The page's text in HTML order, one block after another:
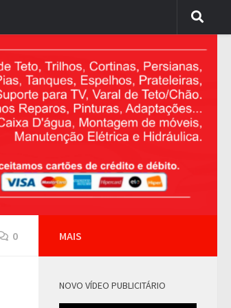
0 MAIS
NOVO VÍDEO PUBLICITÁRIO